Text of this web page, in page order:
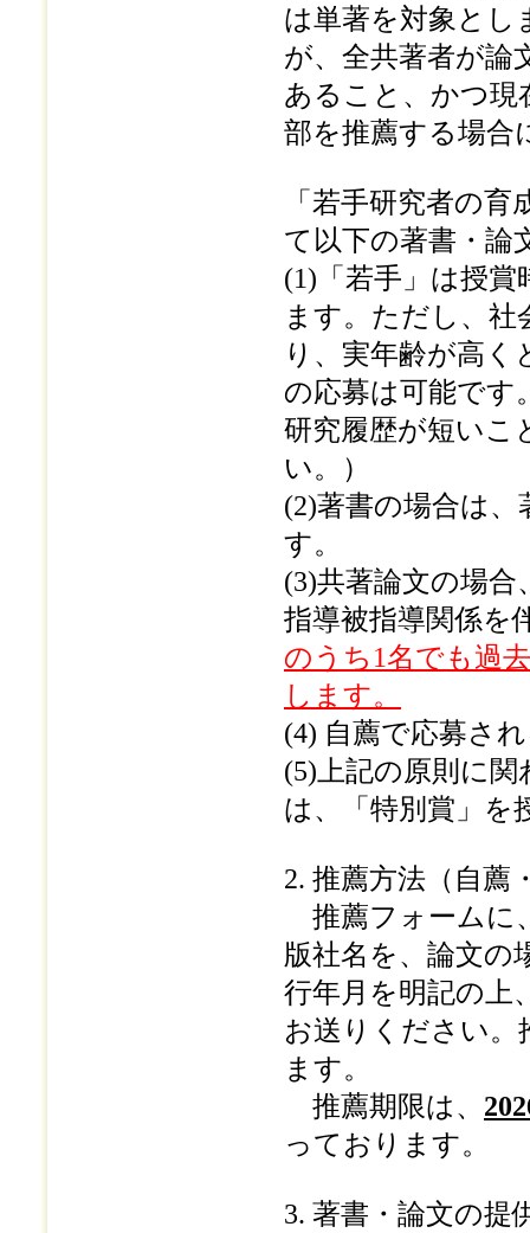
は単著を対象とし
が、全共著者が論
あること、かつ現
部を推薦する場合
「若手研究者の
て以下の著書・論
(1)「若手」は授
ます。ただし、
り、実年齢が高
の応募は可能です
研究履歴が短いこ
い。）
(2)著書の場合は
す。
(3)共著論文の場
指導被指導関係を
のうち1名でも過
します。
(4) 自薦で応募さ
(5)上記の原則に
は、「特別賞」を
2. 推薦方法（自薦
推薦フォームに
版社名を、論文の
行年月を明記の上
お送りください
ます。
推薦期限は、
っております。
3. 著書・論文の提